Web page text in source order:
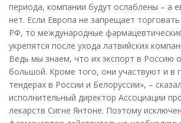
периода, компании будут ослаблены – а
нет. Если Европа не запрещает
РФ, то международные
укрепятся после ухода латвийских
Ведь мы знаем, что их экспорт в Россию
большой. Кроме того, они участвуют и в
тендерах в России и Белоруссии», –
исполнительный директор Ассоциации
лекарств Сигне Янтоне. Поэтому